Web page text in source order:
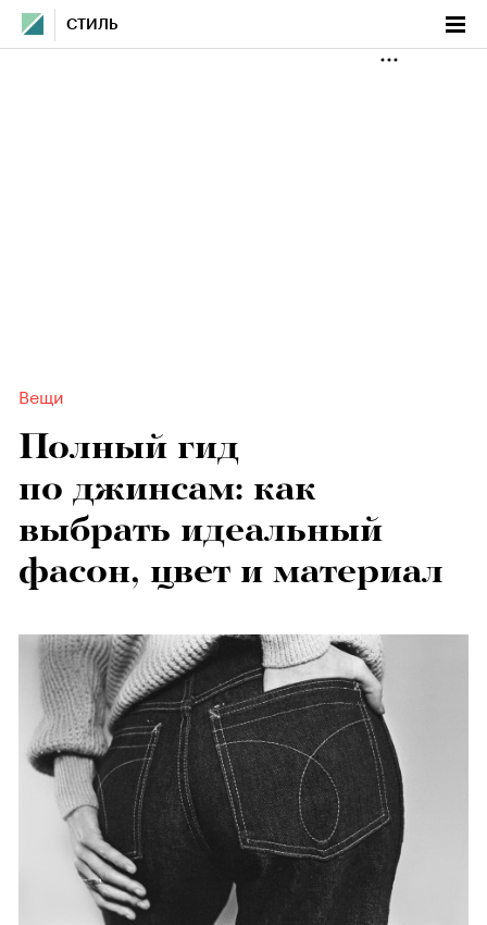
СТИЛЬ
Вещи
Полный гид
по джинсам: как
выбрать идеальный
фасон, цвет и материал